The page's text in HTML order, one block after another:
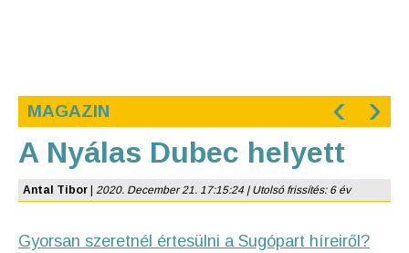
MAGAZIN ‹ ›
A Nyálas Dubec helyett
Antal Tibor 2020. December 21. 17:15:24 | Utolsó frissítés: 6 év
Gyorsan szeretnél értesülni a Sugópart híreiről?